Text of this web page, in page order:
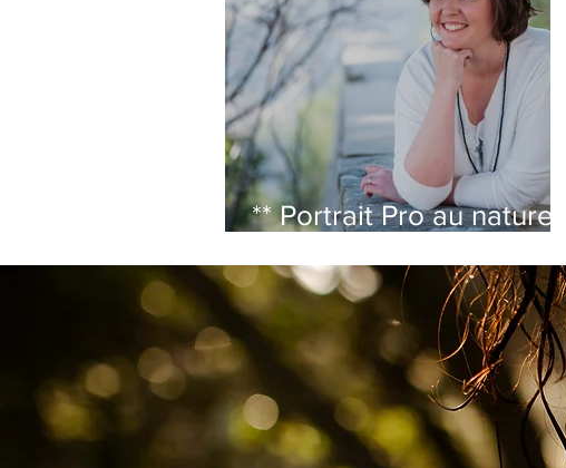
** Portrait Pro au naturel -
thérapeute et formatrice
**